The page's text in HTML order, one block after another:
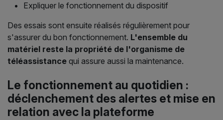
Expliquer le fonctionnement du dispositif
Des essais sont ensuite réalisés régulièrement pour
s'assurer du bon fonctionnement. L'ensemble du
matériel reste la propriété de l'organisme de
téléassistance qui assure aussi la maintenance.
Le fonctionnement au quotidien :
déclenchement des alertes et mise en
relation avec la plateforme